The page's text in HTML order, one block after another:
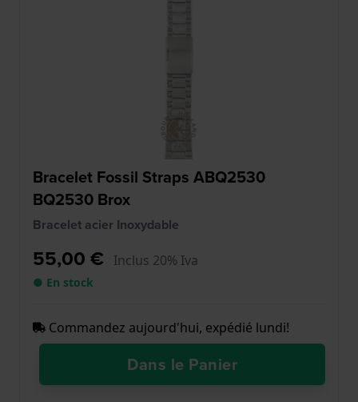
Bracelet Fossil Straps ABQ2530
BQ2530 Brox
Bracelet acier Inoxydable
55,00 € Inclus 20% Iva
● En stock
Commandez aujourd'hui, expédié lundi!
Dans le Panier